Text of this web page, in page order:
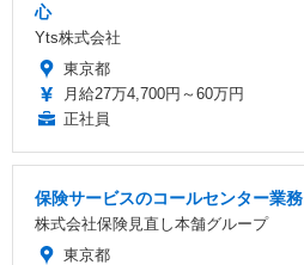
心
Yts株式会社
東京都
月給27万4,700円～60万円
正社員
保険サービスのコールセンター業務
株式会社保険見直し本舗グループ
東京都